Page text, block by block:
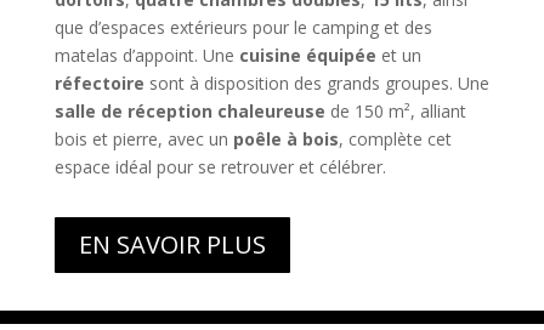
que d’espaces extérieurs pour le camping et des
matelas d’appoint. Une cuisine équipée et un
réfectoire sont à disposition des grands groupes. Une
salle de réception chaleureuse de 150 m², alliant
bois et pierre, avec un poêle à bois, complète cet
espace idéal pour se retrouver et célébrer.
EN SAVOIR PLUS